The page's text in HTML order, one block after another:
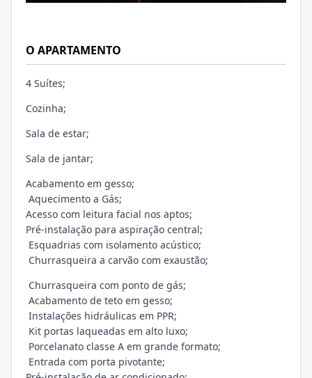
O APARTAMENTO
4 Suítes;
Cozinha;
Sala de estar;
Sala de jantar;
Acabamento em gesso;
Aquecimento a Gás;
Acesso com leitura facial nos aptos;
Pré-instalação para aspiração central;
Esquadrias com isolamento acústico;
Churrasqueira a carvão com exaustão;
Churrasqueira com ponto de gás;
Acabamento de teto em gesso;
Instalações hidráulicas em PPR;
Kit portas laqueadas em alto luxo;
Porcelanato classe A em grande formato;
Entrada com porta pivotante;